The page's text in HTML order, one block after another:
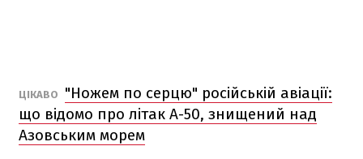
ЦІКАВО
"Ножем по серцю" російській авіації:
що відомо про літак А-50, знищений над
Азовським морем